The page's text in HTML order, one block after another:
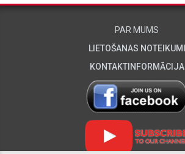
PAR MUMS
LIETOŠANAS NOTEIKUMI
KONTAKTINFORMĀCIJA